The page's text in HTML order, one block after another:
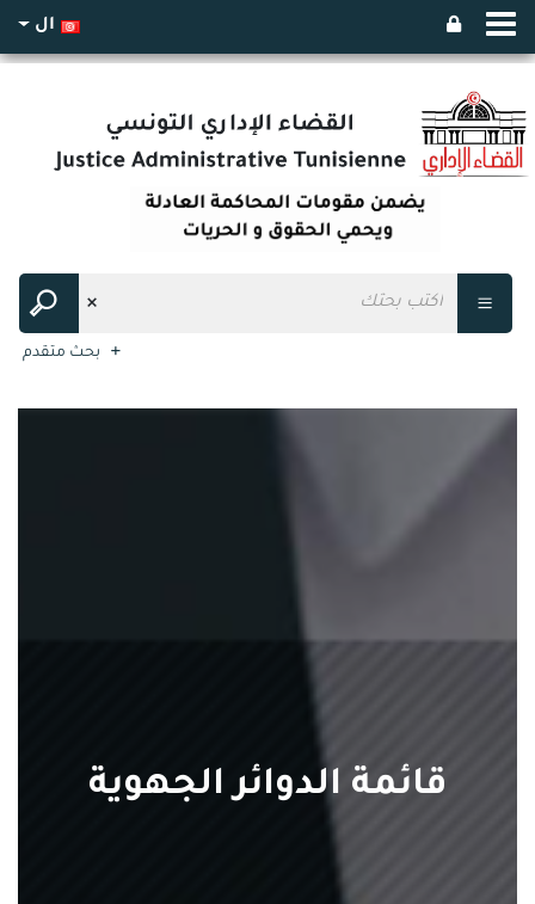
ال
بحث متقدم
قائمة الدوائر الجهوية